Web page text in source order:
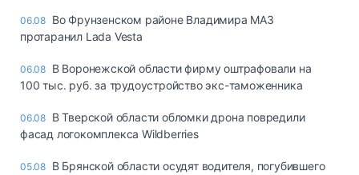
06.08 Во Фрунзенском районе Владимира МАЗ
протаранил Lada Vesta
06.08 В Воронежской области фирму оштрафовали на
100 тыс. руб. за трудоустройство экс-таможенника
06.08 В Тверской области обломки дрона повредили
фасад логокомплекса Wildberries
05.08 В Брянской области осудят водителя, погубившего